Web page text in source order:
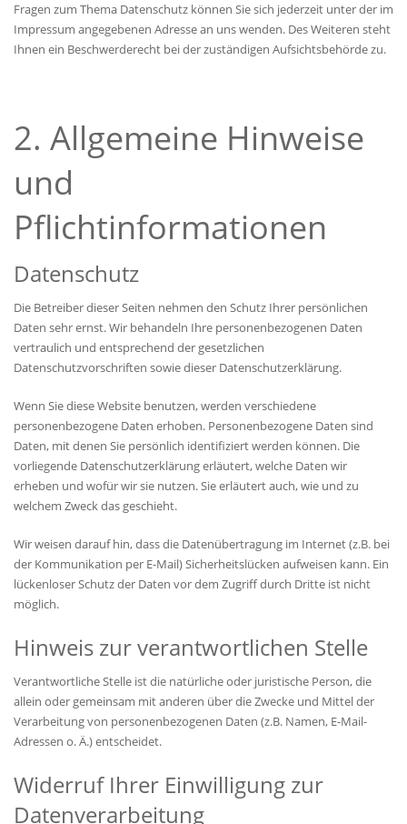
Fragen zum Thema Datenschutz können Sie sich jederzeit unter der im
Impressum angegebenen Adresse an uns wenden. Des Weiteren steht
Ihnen ein Beschwerderecht bei der zuständigen Aufsichtsbehörde zu.
2. Allgemeine Hinweise
und
Pflichtinformationen
Datenschutz
Die Betreiber dieser Seiten nehmen den Schutz Ihrer persönlichen
Daten sehr ernst. Wir behandeln Ihre personenbezogenen Daten
vertraulich und entsprechend der gesetzlichen
Datenschutzvorschriften sowie dieser Datenschutzerklärung.
Wenn Sie diese Website benutzen, werden verschiedene
personenbezogene Daten erhoben. Personenbezogene Daten sind
Daten, mit denen Sie persönlich identifiziert werden können. Die
vorliegende Datenschutzerklärung erläutert, welche Daten wir
erheben und wofür wir sie nutzen. Sie erläutert auch, wie und zu
welchem Zweck das geschieht.
Wir weisen darauf hin, dass die Datenübertragung im Internet (z.B. bei
der Kommunikation per E-Mail) Sicherheitslücken aufweisen kann. Ein
lückenloser Schutz der Daten vor dem Zugriff durch Dritte ist nicht
möglich.
Hinweis zur verantwortlichen Stelle
Verantwortliche Stelle ist die natürliche oder juristische Person, die
allein oder gemeinsam mit anderen über die Zwecke und Mittel der
Verarbeitung von personenbezogenen Daten (z.B. Namen, E-Mail-
Adressen o. Ä.) entscheidet.
Widerruf Ihrer Einwilligung zur
Datenverarbeitung